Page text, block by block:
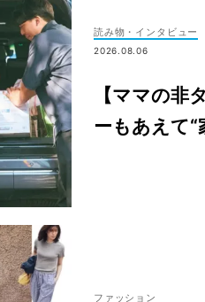
読み物・インタビュー
2026.08.06
【ママの非
ーもあえて“
ファッション